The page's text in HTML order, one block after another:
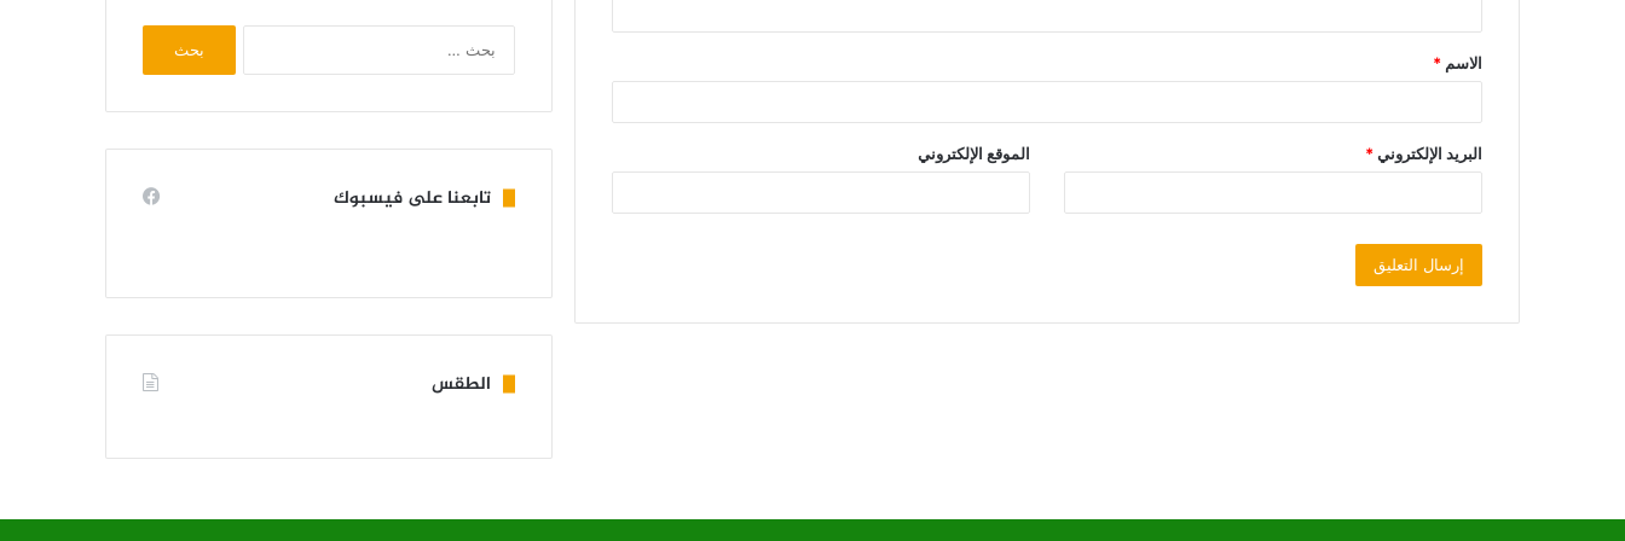
الاسم *
البريد الإلكتروني* الموقع الإلكتروني
تابعنا على فيسبوك
الطقس